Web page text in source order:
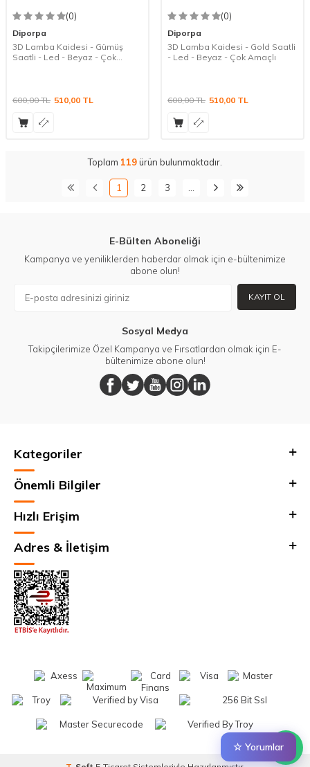
☆ Yorumlar
(0)
Diporpa
3D Lamba Kaidesi - Gümüş
Saatli - Led - Beyaz - Çok
600,00TL 510,00 TL
(0)
Diporpa
3D Lamba Kaidesi - Gold Saatli
- Led - Beyaz - Çok Amaçlı
600,00TL 510,00 TL
Toplam 119ürün bulunmaktadır.
1 2 3 …
E-Bülten Aboneliği
Kampanya ve yeniliklerden haberdar olmak için e-bültenimize
abone olun!
KAYIT OL
Sosyal Medya
Takipçilerimize Özel Kampanya ve Fırsatlardan olmak için E-
bültenimize abone olun!
Kategoriler
Önemli Bilgiler
Hızlı Erişim
Adres & İletişim